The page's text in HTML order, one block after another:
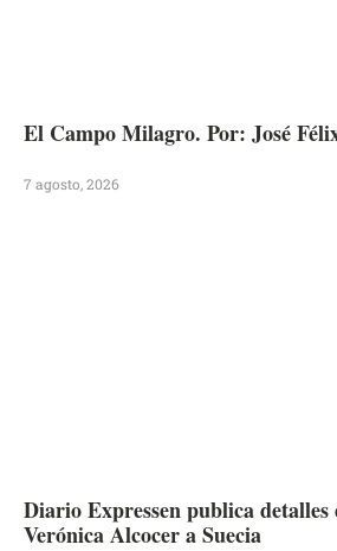
El Campo Milagro. Por: José
7 agosto, 2026
Diario Expressen publica detalles
Verónica Alcocer a Suecia